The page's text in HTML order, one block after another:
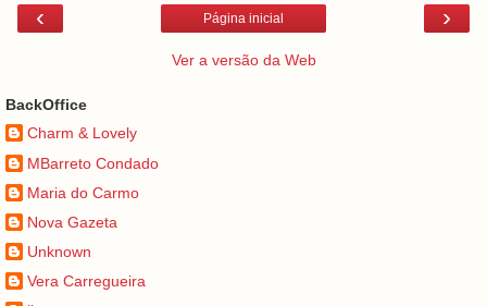
‹ ›
Página inicial
Ver a versão da Web
BackOffice
Charm & Lovely
MBarreto Condado
Maria do Carmo
Nova Gazeta
Unknown
Vera Carregueira